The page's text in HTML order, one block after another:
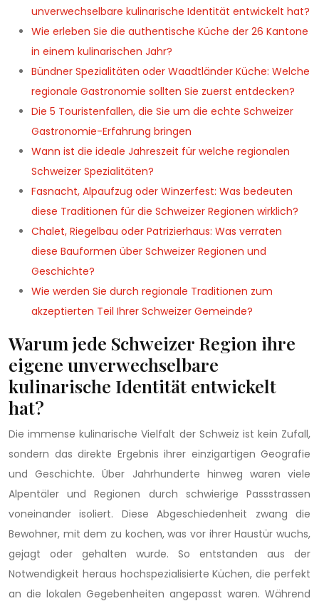
unverwechselbare kulinarische Identität entwickelt hat?
Wie erleben Sie die authentische Küche der 26 Kantone
in einem kulinarischen Jahr?
Bündner Spezialitäten oder Waadtländer Küche: Welche
regionale Gastronomie sollten Sie zuerst entdecken?
Die 5 Touristenfallen, die Sie um die echte Schweizer
Gastronomie-Erfahrung bringen
Wann ist die ideale Jahreszeit für welche regionalen
Schweizer Spezialitäten?
Fasnacht, Alpaufzug oder Winzerfest: Was bedeuten
diese Traditionen für die Schweizer Regionen wirklich?
Chalet, Riegelbau oder Patrizierhaus: Was verraten
diese Bauformen über Schweizer Regionen und
Geschichte?
Wie werden Sie durch regionale Traditionen zum
akzeptierten Teil Ihrer Schweizer Gemeinde?
Warum jede Schweizer Region ihre
eigene unverwechselbare
kulinarische Identität entwickelt
hat?
Die immense kulinarische Vielfalt der Schweiz ist kein Zufall,
sondern das direkte Ergebnis ihrer einzigartigen Geografie
und Geschichte. Über Jahrhunderte hinweg waren viele
Alpentäler und Regionen durch schwierige Passstrassen
voneinander isoliert. Diese Abgeschiedenheit zwang die
Bewohner, mit dem zu kochen, was vor ihrer Haustür wuchs,
gejagt oder gehalten wurde. So entstanden aus der
Notwendigkeit heraus hochspezialisierte Küchen, die perfekt
an die lokalen Gegebenheiten angepasst waren. Während